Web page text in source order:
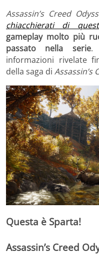
Assassin’s Creed
chiacchierati di
gameplay molto più
passato nella serie.
informazioni rivelate
della saga di Assassin’s
Questa è Sparta!
Assassin’s Creed